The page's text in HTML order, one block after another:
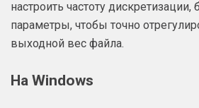
настроить частоту дискретизации,
параметры, чтобы точно
выходной вес файла.
На Windows